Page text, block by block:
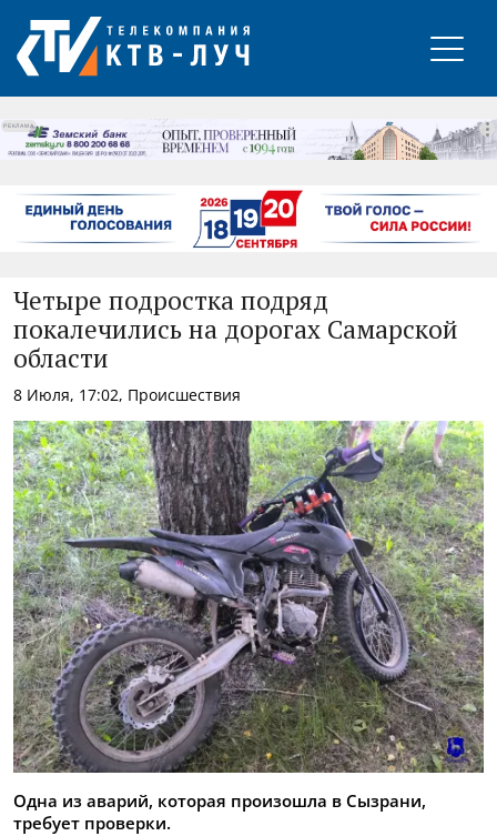
РЕКЛАМА
Четыре подростка подряд
покалечились на дорогах Самарской
области
8 Июля, 17:02, Происшествия
Одна из аварий, которая произошла в Сызрани,
требует проверки.